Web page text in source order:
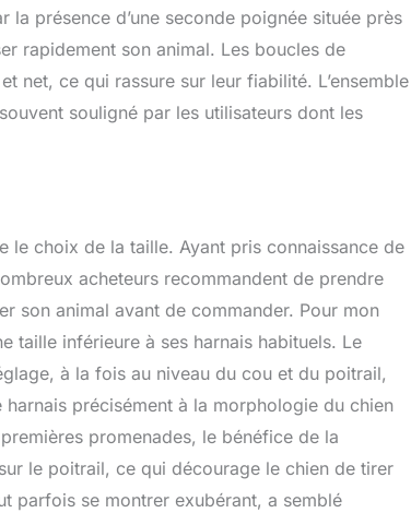
la présence d’une seconde poignée située près
rapidement son animal. Les boucles de
net, ce qui rassure sur leur fiabilité. L’ensemble
souligné par les utilisateurs dont les
le choix de la taille. Ayant pris connaissance de
acheteurs recommandent de prendre
son animal avant de commander. Pour mon
taille inférieure à ses harnais habituels. Le
à la fois au niveau du cou et du poitrail,
précisément à la morphologie du chien
promenades, le bénéfice de la
le poitrail, ce qui décourage le chien de tirer
parfois se montrer exubérant, a semblé